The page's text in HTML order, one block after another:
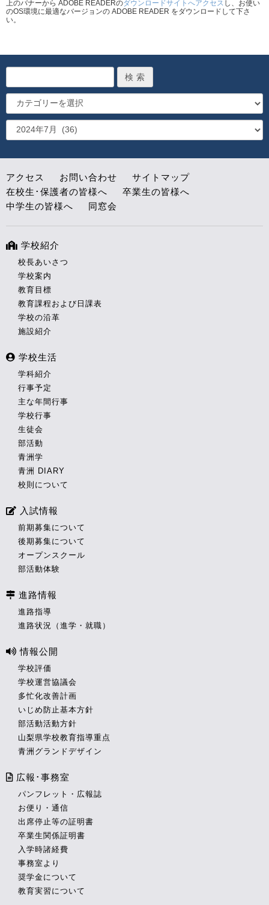
上のバナーから ADOBE READERのダウンロードサイトへアクセス し、お使い
のOS環境に最適なバージョンの ADOBE READER をダウンロードして下さ
い。
アクセス お問い合わせ
サイトマップ
在校生･保護者の皆様へ
卒業生の皆様へ
中学生の皆様へ
同窓会
学校紹介
校長あいさつ
学校案内
教育目標
教育課程および日課表
学校の沿革
施設紹介
学校生活
学科紹介
行事予定
主な年間行事
学校行事
生徒会
部活動
青洲学
青洲 DIARY
校則について
入試情報
前期募集について
後期募集について
オープンスクール
部活動体験
進路情報
進路指導
進路状況（進学・就職）
情報公開
学校評価
学校運営協議会
多忙化改善計画
いじめ防止基本方針
部活動活動方針
山梨県学校教育指導重点
青洲グランドデザイン
広報･事務室
パンフレット・広報誌
お便り・通信
出席停止等の証明書
卒業生関係証明書
入学時諸経費
事務室より
奨学金について
教育実習について